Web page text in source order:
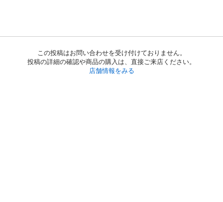
この投稿はお問い合わせを受け付けておりません。
投稿の詳細の確認や商品の購入は、直接ご来店ください。
店舗情報をみる